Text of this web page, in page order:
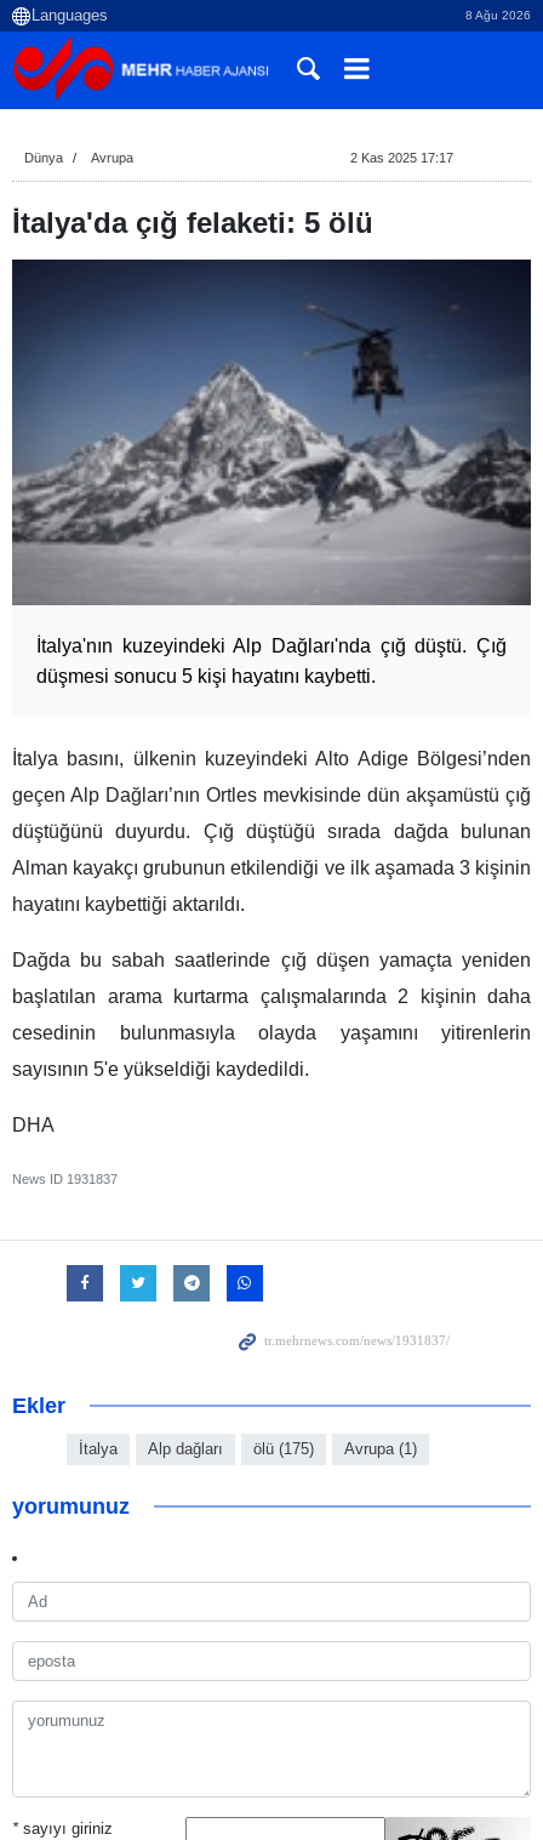
8 Ağu 2026
Dünya Avrupa 2 Kas 2025 17:17
İtalya'da çığ felaketi: 5 ölü
İtalya'nın kuzeyindeki Alp Dağları'nda çığ düştü. Çığ
düşmesi sonucu 5 kişi hayatını kaybetti.
İtalya basını, ülkenin kuzeyindeki Alto Adige Bölgesi’nden
geçen Alp Dağları’nın Ortles mevkisinde dün akşamüstü çığ
düştüğünü duyurdu. Çığ düştüğü sırada dağda bulunan
Alman kayakçı grubunun etkilendiği ve ilk aşamada 3 kişinin
hayatını kaybettiği aktarıldı.
Dağda bu sabah saatlerinde çığ düşen yamaçta yeniden
başlatılan arama kurtarma çalışmalarında 2 kişinin daha
cesedinin bulunmasıyla olayda yaşamını yitirenlerin
sayısının 5'e yükseldiği kaydedildi.
DHA
News ID 1931837
Ekler
İtalya Alp dağları ölü (175) Avrupa (1)
yorumunuz
*sayıyı giriniz